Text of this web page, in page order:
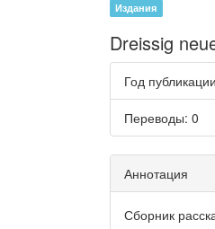
Издания
Dreissig
Год публикации
Переводы: 0
Аннотация
Сборник